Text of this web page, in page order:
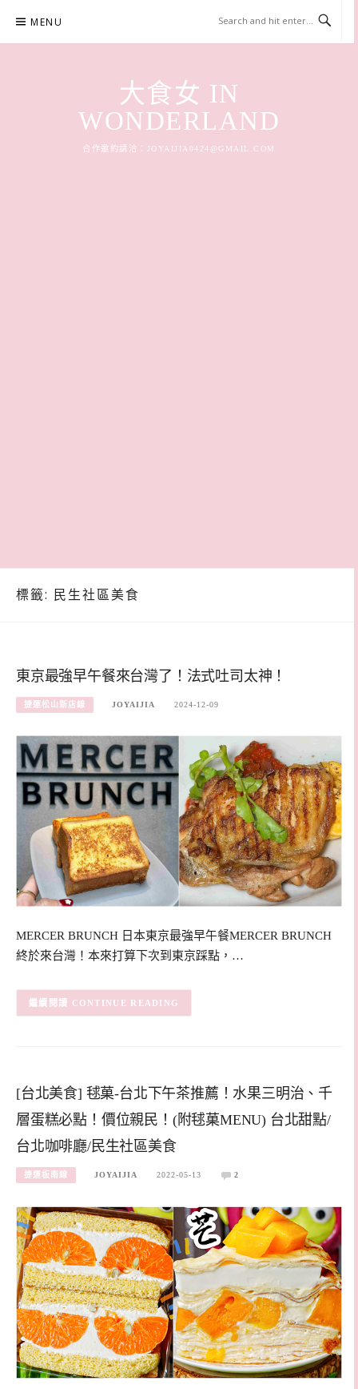
content
MENU
大食女 IN
WONDERLAND
合作邀約請洽： JOYAIJIA0424@GMAIL.COM
標籤: 民生社區美食
東京最強早午餐來台灣了！法式吐司太神！
捷運松山新店線 JOYAIJIA 2024-12-09
MERCER BRUNCH 日本東京最強早午餐MERCER BRUNCH
終於來台灣！本來打算下次到東京踩點，…
CONTINUE READING
[台北美食] 毬菓-台北下午茶推薦！水果三明治、千
層蛋糕必點！價位親民！(附毬菓MENU) 台北甜點/
台北咖啡廳/民生社區美食
捷運板南線 JOYAIJIA 2022-05-13 2